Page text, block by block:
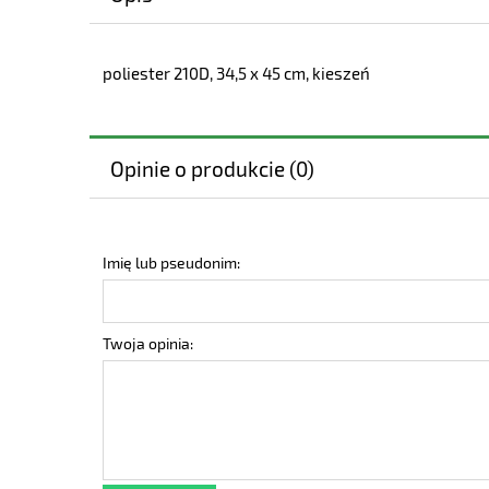
poliester 210D, 34,5 x 45 cm, kieszeń
Opinie o produkcie (0)
Imię lub pseudonim:
Twoja opinia: